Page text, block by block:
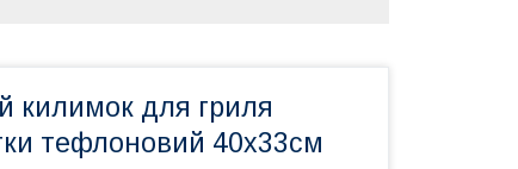
килимок для гриля
тефлоновий 40х33см